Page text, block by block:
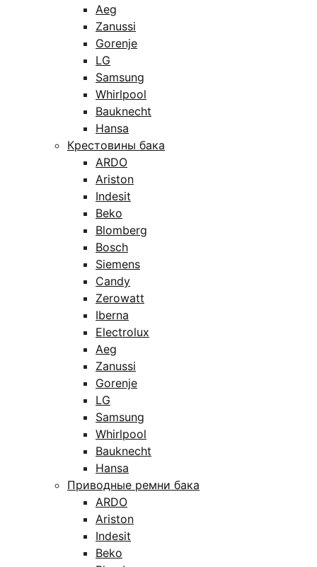
Aeg
Zanussi
Gorenje
LG
Samsung
Whirlpool
Bauknecht
Hansa
Крестовины бака
ARDO
Ariston
Indesit
Beko
Blomberg
Bosch
Siemens
Candy
Zerowatt
Iberna
Electrolux
Aeg
Zanussi
Gorenje
LG
Samsung
Whirlpool
Bauknecht
Hansa
Приводные ремни бака
ARDO
Ariston
Indesit
Beko